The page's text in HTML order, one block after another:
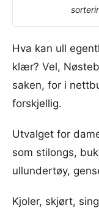
Hva kan ull
klær? Vel,
saken, for i
forskjellig.
Utvalget for
som stilongs,
ullundertøy,
Kjoler, skjørt,